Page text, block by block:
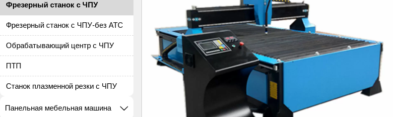
Фрезерный станок с ЧПУ
Фрезерный станок с ЧПУ-без ATC
Обрабатывающий центр с ЧПУ
ПТП
Станок плазменной резки с ЧПУ
Панельная мебельная машина 